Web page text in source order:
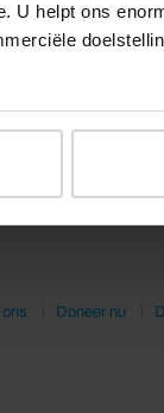
U helpt ons
Doneer nu